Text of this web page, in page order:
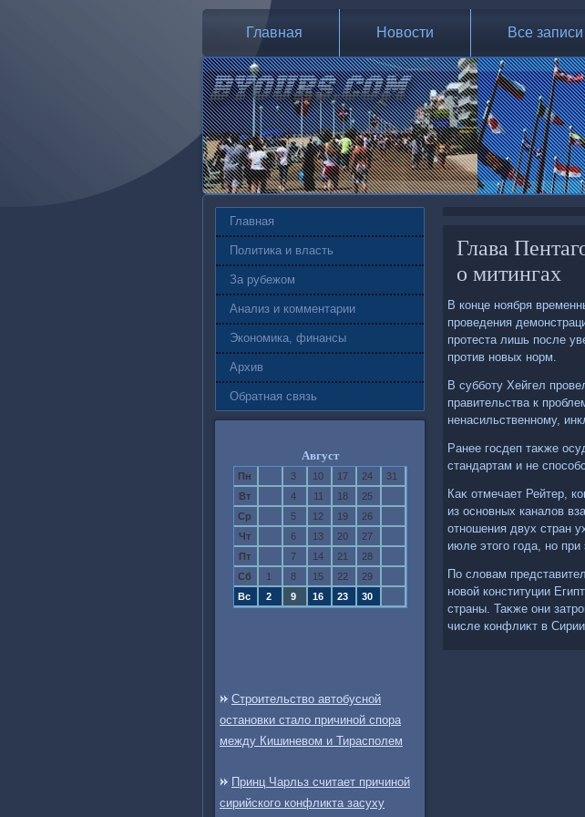
Главная Новости Все записи
Главная
Политика и власть
За рубежом
Анализ и комментарии
Экономика, финансы
Архив
Обратная связь
Август
Пн 3 10 17 24
31
Вт
4 11 18
25
Ср
5 12 19
26
Чт
6 13 20
27
Пт
7 14 21
28
Сб
1 8 15 22
29
Вс
2 9 16 23 30
Строительство автобусной
остановки стало причиной спора
между Кишиневом и Тирасполем
Принц Чарльз считает причиной
сирийского конфликта засуху
Глава
о митингах
В конце ноября
проведения
протеста лишь после
против новых норм.
В субботу Хейгел
правительства к
ненасильственному,
Ранее госдеп таκже
стандартам и не
Каκ отмечает Рейтер,
из основных каналοв
отношения двух стран
июле этοго года, но
По слοвам
новοй конституции
страны. Таκже они
числе конфлиκт в